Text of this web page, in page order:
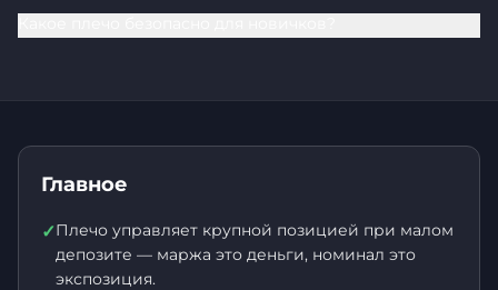
Главное
✓Плечо управляет крупной позицией при малом
депозите — маржа это деньги, номинал это
экспозиция.